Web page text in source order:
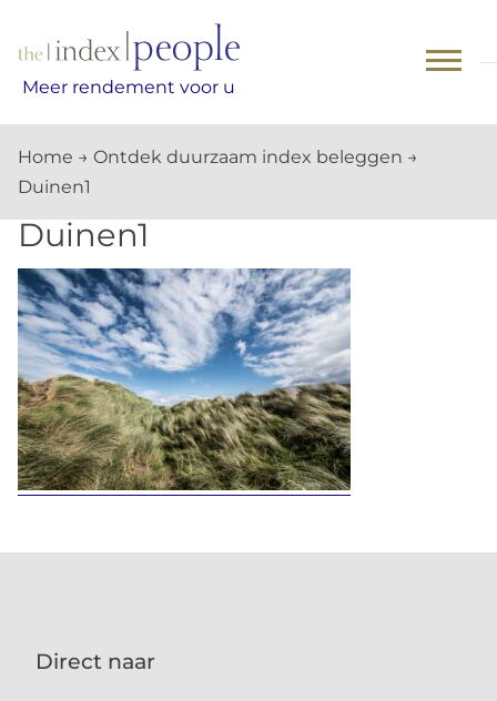
Meer rendement voor u
Home → Ontdek duurzaam index beleggen →
Duinen1
Duinen1
Direct naar